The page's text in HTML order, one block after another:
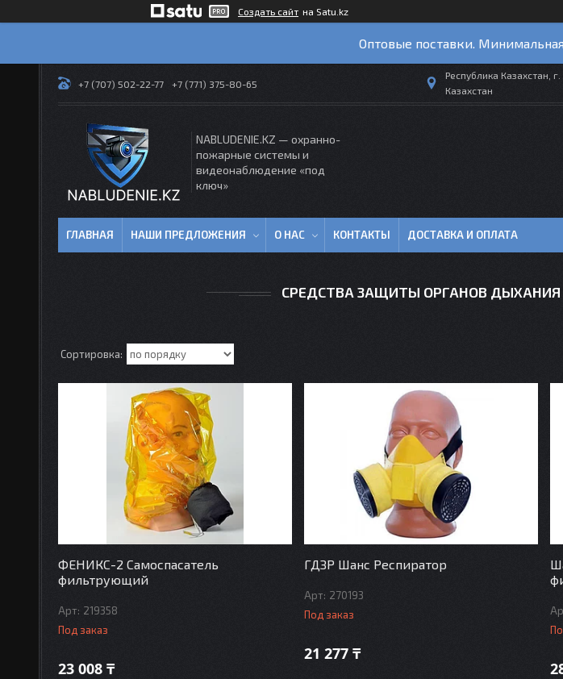
Создать сайт на Satu.kz
Оптовые поставки.
+7 (707) 502-22-77 +7 (771) 375-80-65
Республика Казахстан,
Казахстан
NABLUDENIE.KZ — охранно-
пожарные системы и
видеонаблюдение «под
ключ»
ГЛАВНАЯ НАШИ ПРЕДЛОЖЕНИЯ О НАС КОНТАКТЫ ДОСТАВКА И ОПЛАТА
СРЕДСТВА ЗАЩИТЫ ОРГАНОВ ДЫХАНИЯ
ФЕНИКС-2 Самоспасатель
фильтрующий
219358
Под заказ
23 008 ₸
ГДЗР Шанс Респиратор
270193
Под заказ
21 277 ₸